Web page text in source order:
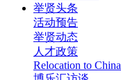
举贤头条
活动预告
举贤动态
人才政策
Relocation to China